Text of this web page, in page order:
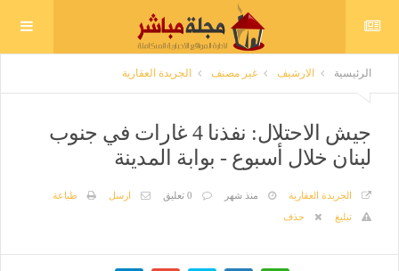
الرئيسية الارشيف غير مصنف الجريدة العقارية
جيش الاحتلال: نفذنا 4 غارات في جنوب
لبنان خلال أسبوع - بوابة المدينة
الجريدة العقارية منذ شهر 0 تعليق ارسل
طباعة
تبليغ
حذف